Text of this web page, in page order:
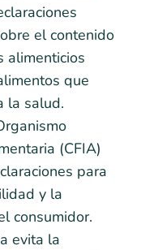
el contenido
alimenticios
que
la salud.
(CFIA)
para
y la
consumidor.
evita la